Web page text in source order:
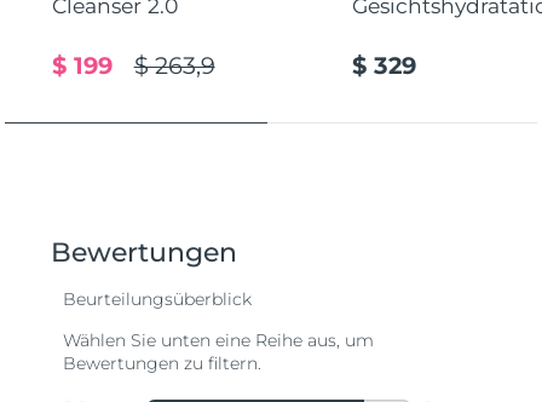
Cleanser 2.0
$ 263,9
$ 199 $ 329